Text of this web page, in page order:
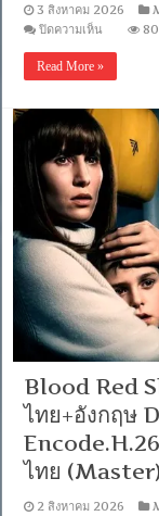
3 สิงหาคม 2026
ปิดความเห็นบน
(2026)
หนัง
จี้
[พากย์:
อังกฤษ
DDP
5.1
Atmos/
ไทย
DD
5.1]
[ซับ:
อังกฤษ/
ไทย]-
[H264]-
WEB-
[พากย์
ไทย
บรรยาย
ไทย]
[1080p]
[MKV]
[MASTER]
Read More »
Blood Red
ไทย+อังกฤษ
ไทย
2 สิงหาคม 2026